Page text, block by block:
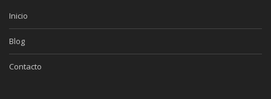
Inicio
Blog
Contacto